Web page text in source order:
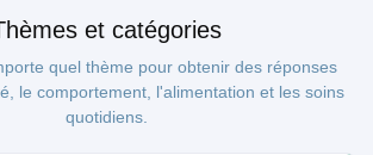
et catégories
quel thème pour obtenir des réponses
le comportement, l'alimentation et les soins
quotidiens.